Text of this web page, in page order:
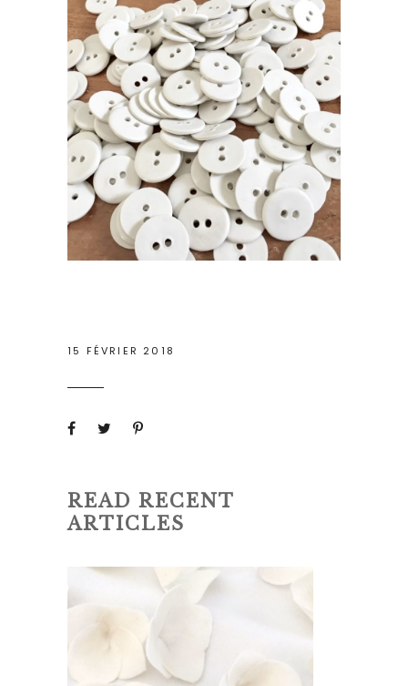
15 FÉVRIER 2018
READ RECENT
ARTICLES